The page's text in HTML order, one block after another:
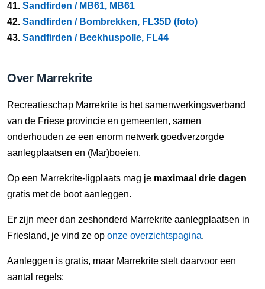
41. Sandfirden / MB61, MB61
42. Sandfirden / Bombrekken, FL35D (foto)
43. Sandfirden / Beekhuspolle, FL44
Over Marrekrite
Recreatieschap Marrekrite is het samenwerkingsverband
van de Friese provincie en gemeenten, samen
onderhouden ze een enorm netwerk goedverzorgde
aanlegplaatsen en (Mar)boeien.
Op een Marrekrite-ligplaats mag je maximaal drie dagen
gratis met de boot aanleggen.
Er zijn meer dan zeshonderd Marrekrite aanlegplaatsen in
Friesland, je vind ze op onze overzichtspagina.
Aanleggen is gratis, maar Marrekrite stelt daarvoor een
aantal regels: